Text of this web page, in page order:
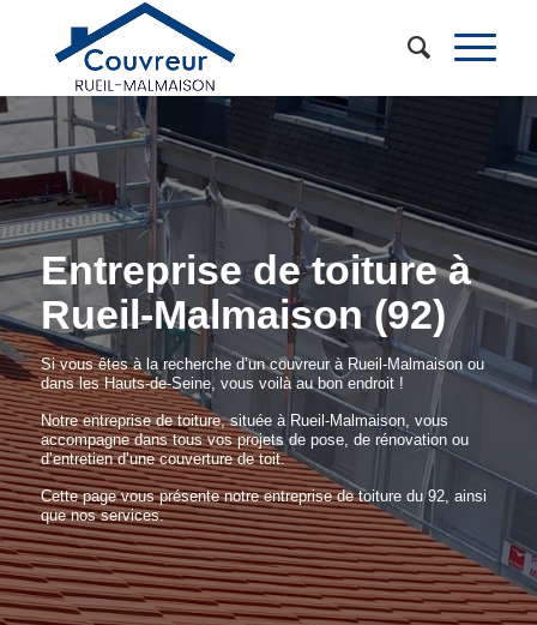
Entreprise de toiture à
Rueil-Malmaison (92)
Si vous êtes à la recherche d’un couvreur à Rueil-Malmaison ou
dans les Hauts-de-Seine, vous voilà au bon endroit !
Notre entreprise de toiture, située à Rueil-Malmaison, vous
accompagne dans tous vos projets de pose, de rénovation ou
d’entretien d’une couverture de toit.
Cette page vous présente notre entreprise de toiture du 92, ainsi
que nos services.